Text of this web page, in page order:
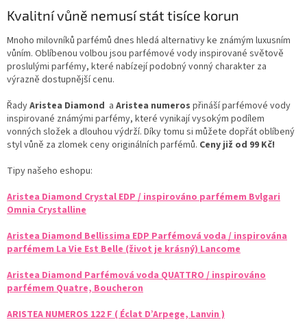
Kvalitní vůně nemusí stát tisíce korun
Mnoho milovníků parfémů dnes hledá alternativy ke známým luxusním
vůním. Oblíbenou volbou jsou parfémové vody inspirované světově
proslulými parfémy, které nabízejí podobný vonný charakter za
výrazně dostupnější cenu.
ŘadyAristea Diamond a Aristea numeros přináší parfémové vody
inspirované známými parfémy, které vynikají vysokým podílem
vonných složek a dlouhou výdrží. Díky tomu si můžete dopřát oblíbený
styl vůně za zlomek ceny originálních parfémů. Ceny již od 99 Kč!
Tipy našeho eshopu:
Aristea Diamond Crystal EDP / inspirováno parfémem Bvlgari
Omnia Crystalline
Aristea Diamond Bellissima EDP Parfémová voda / inspirována
parfémem La Vie Est Belle (život je krásný) Lancome
Aristea Diamond Parfémová voda QUATTRO / inspirováno
parfémem Quatre, Boucheron
ARISTEA NUMEROS 122 F ( Éclat D’Arpege, Lanvin )